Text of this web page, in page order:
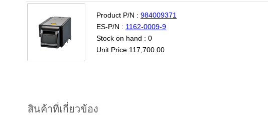
Product P/N : 984009371
ES-P/N : 1162-0009-9
Stock on hand : 0
Unit Price 117,700.00
สินค้าที่เกี่ยวข้อง